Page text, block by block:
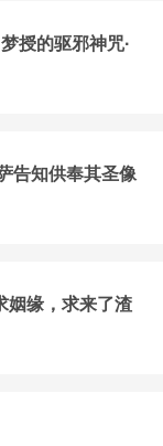
授的驱邪神咒·
告知供奉其圣像
姻缘，求来了渣